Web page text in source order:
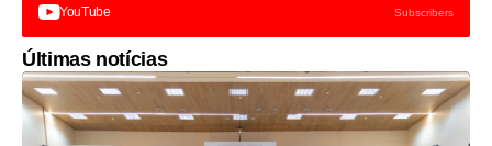
YouTube Subscribers
Últimas notícias